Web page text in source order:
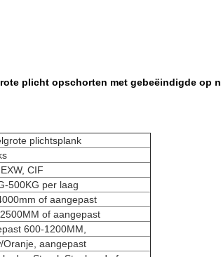
plicht opschorten met gebeëindigde op
plichtsplank
CIF
500KG per laag
of aangepast
of aangepast
600-1200MM,
Oranje, aangepast